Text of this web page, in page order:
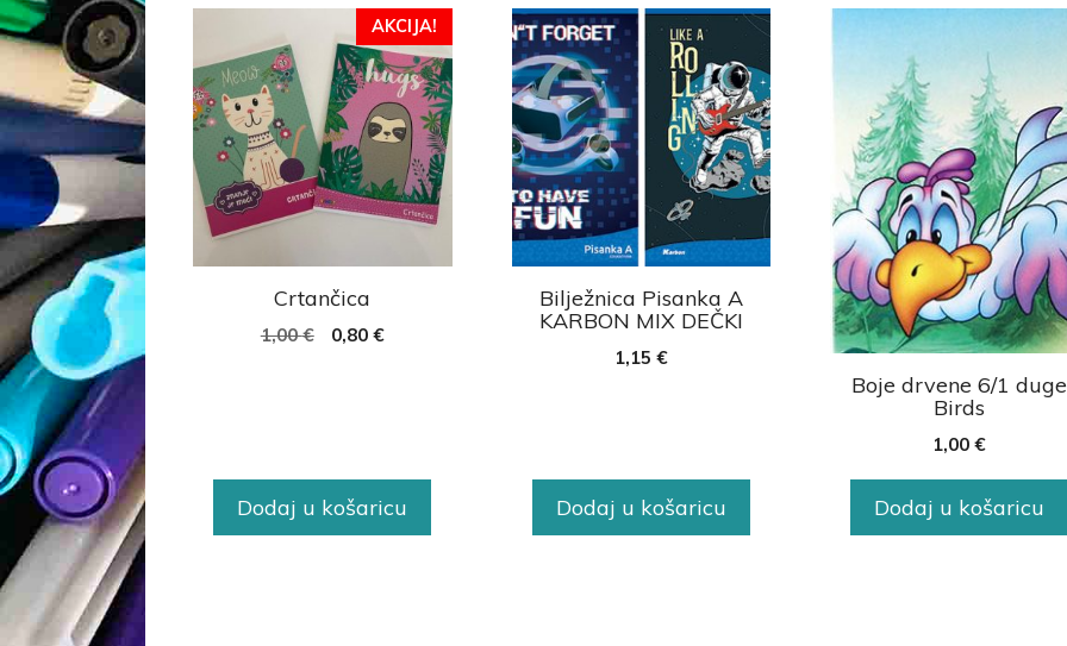
AKCIJA!
Crtančica
1,00€ 0,80 €
Dodaj u košaricu
Bilježnica Pisanka A
KARBON MIX DEČKI
1,15 €
Dodaj u košaricu
Boje drvene 6/1 duge
Birds
1,00€
Dodaj u košaricu